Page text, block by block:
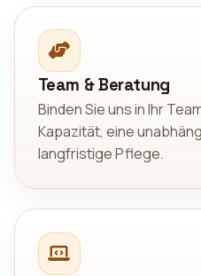
Team & Beratung
Binden Sie uns in Ihr
Kapazität, eine
langfristige Pflege.